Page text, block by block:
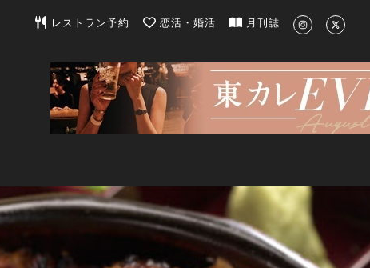
東京カレンダー | 最新のグルメ、洗練されたライフスタイル情
レストラン予約 恋活・婚活 月刊誌